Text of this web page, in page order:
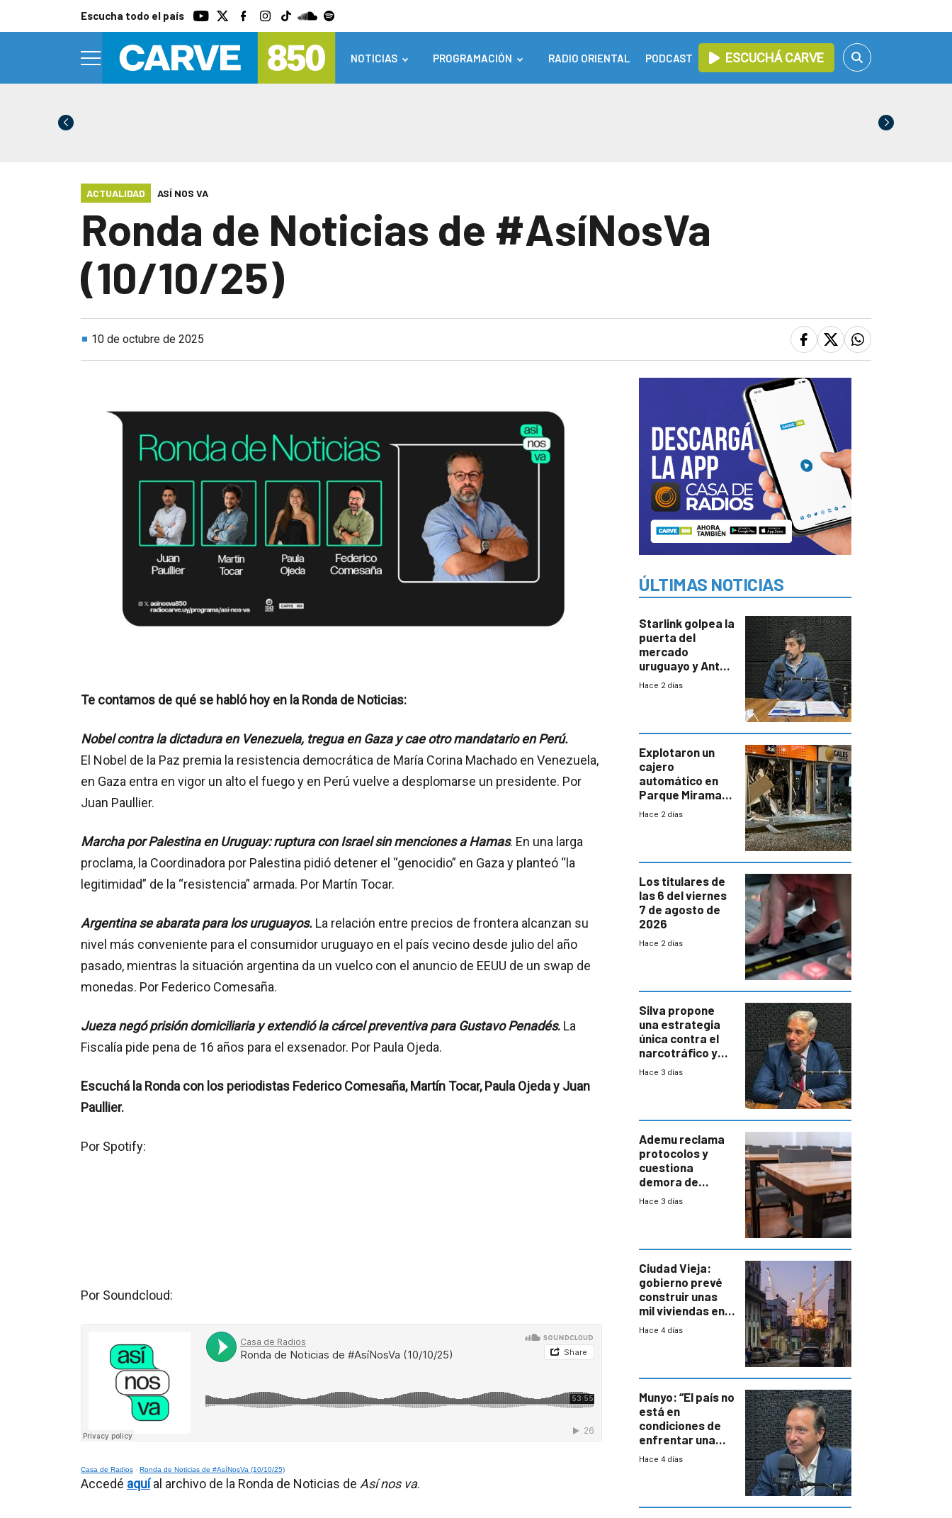
Escucha todo el país
NOTICIAS PROGRAMACIÓN RADIO ORIENTAL PODCAST ESCUCHÁ CARVE
ACTUALIDAD ASÍ NOS VA
Ronda de Noticias de #AsíNosVa
(10/10/25)
10 de octubre de 2025
Te contamos de qué se habló hoy en la Ronda de Noticias:
Nobel contra la dictadura en Venezuela, tregua en Gaza y cae otro mandatario en Perú.
El Nobel de la Paz premia la resistencia democrática de María Corina Machado en Venezuela,
en Gaza entra en vigor un alto el fuego y en Perú vuelve a desplomarse un presidente. Por
Juan Paullier.
Marcha por Palestina en Uruguay: ruptura con Israel sin menciones a Hamas. En una larga
proclama, la Coordinadora por Palestina pidió detener el “genocidio” en Gaza y planteó “la
legitimidad” de la “resistencia” armada. Por Martín Tocar.
Argentina se abarata para los uruguayos. La relación entre precios de frontera alcanzan su
nivel más conveniente para el consumidor uruguayo en el país vecino desde julio del año
pasado, mientras la situación argentina da un vuelco con el anuncio de EEUU de un swap de
monedas. Por Federico Comesaña.
Jueza negó prisión domiciliaria y extendió la cárcel preventiva para Gustavo Penadés. La
Fiscalía pide pena de 16 años para el exsenador. Por Paula Ojeda.
Escuchá la Ronda con los periodistas Federico Comesaña, Martín Tocar, Paula Ojeda y Juan
Paullier.
Por Spotify:
Por Soundcloud:
Casa de Radios · Ronda de Noticias de #AsíNosVa (10/10/25)
Accedé aquíal archivo de la Ronda de Noticias de Así nos va.
ÚLTIMAS NOTICIAS
Starlink golpea la
puerta del
mercado
uruguayo y Antel
responde:
con mayor
miedo”
Hace 2 días
Explotaron un
cajero
automático en
Parque Miramar;
hay 3 detenidos
Hace 2 días
Los titulares de
las 6 del viernes
7 de agosto de
2026
Hace 2 días
Silva propone
una estrategia
única contra el
narcotráfico y
mayor
Hace 3 días
Ademu reclama
protocolos y
cuestiona
demora de
Primaria ante
Hace 3 días
Ciudad Vieja:
gobierno prevé
construir unas
mil viviendas en
un plan de
Hace 4 días
Munyo: “El país no
está en
condiciones de
enfrentar una
reducción de la
Hace 4 días